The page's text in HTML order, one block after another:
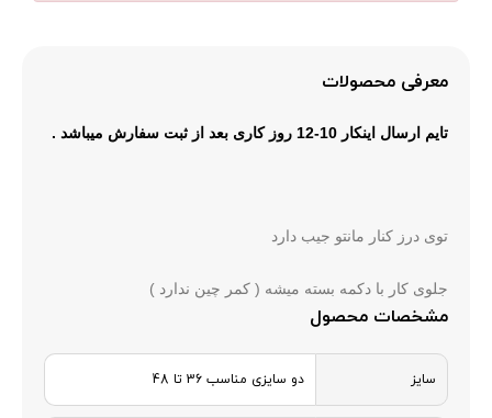
معرفی محصولات
تایم ارسال اینکار 10-12 روز کاری بعد از ثبت سفارش میباشد .
توی درز کنار مانتو جیب دارد
جلوی کار با دکمه بسته میشه ( کمر چین ندارد )
مشخصات محصول
سایز دو سایزی مناسب 36 تا 48